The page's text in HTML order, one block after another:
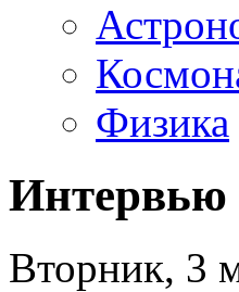
Физика
Интервью
Вторник, 3